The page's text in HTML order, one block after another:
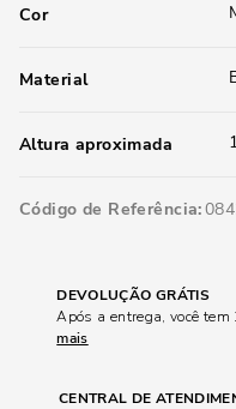
Cor
Material
Altura aproximada
Código de Referência
DEVOLUÇÃO GRÁTIS
Após a entrega, você
mais
CENTRAL DE